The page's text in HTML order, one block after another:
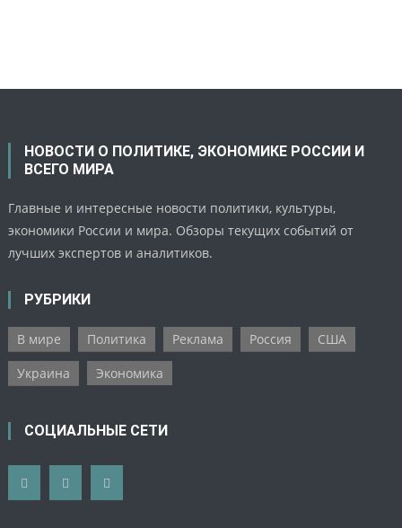
НОВОСТИ О ПОЛИТИКЕ, ЭКОНОМИКЕ РОССИИ И
ВСЕГО МИРА
Главные и интересные новости политики, культуры,
экономики России и мира. Обзоры текущих событий от
лучших экспертов и аналитиков.
РУБРИКИ
В мире Политика Реклама Россия
США
Украина
Экономика
СОЦИАЛЬНЫЕ СЕТИ